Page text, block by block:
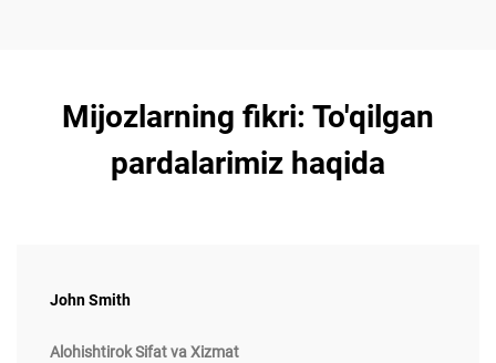
Mijozlarning fikri: To'qilgan
pardalarimiz haqida
John Smith
Alohishtirok Sifat va Xizmat